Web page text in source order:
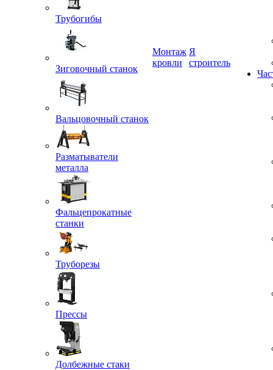
Трубогибы
Зиговочный станок
Вальцовочный станок
Разматыватели
металла
Фальцепрокатные
станки
Труборезы
Прессы
Долбежные стаки
Монтаж
кровли
Я
строитель